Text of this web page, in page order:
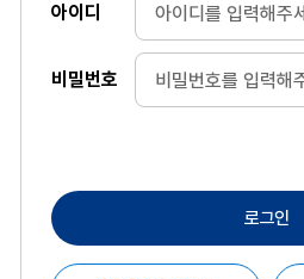
아이디
비밀번호
로그인